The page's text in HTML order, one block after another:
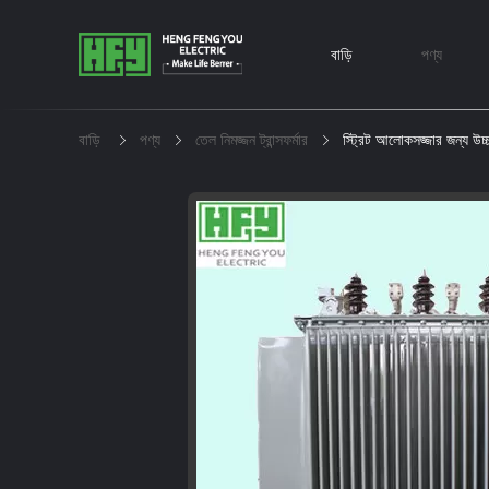
বাড়ি পণ্য
বাড়ি পণ্য তেল নিমজ্জন ট্রান্সফর্মার স্ট্রিট আলোকসজ্জার জন্য উচ্চ